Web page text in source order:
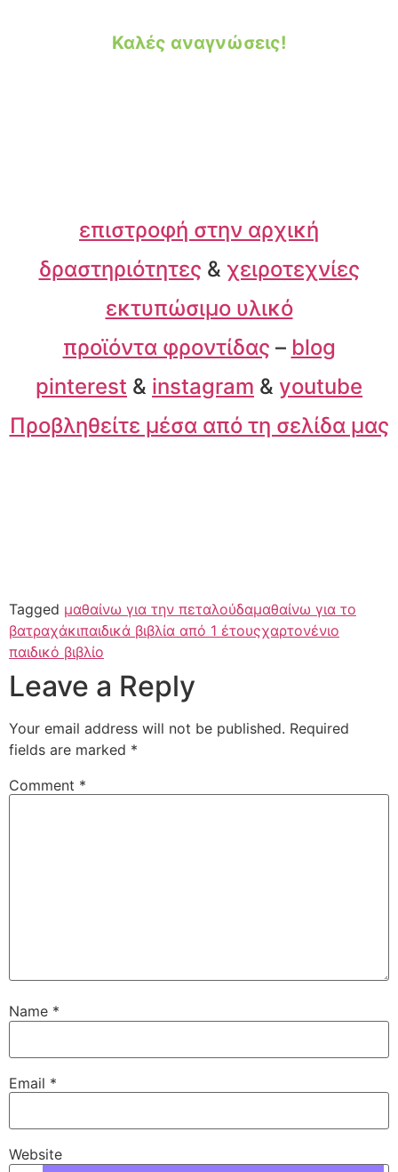
Καλές αναγνώσεις!
επιστροφή στην αρχική
δραστηριότητες & χειροτεχνίες
εκτυπώσιμο υλικό
προϊόντα φροντίδας – blog
pinterest & instagram & youtube
Προβληθείτε μέσα από τη σελίδα μας
Tagged μαθαίνω για την πεταλούδαμαθαίνω για το
βατραχάκιπαιδικά βιβλία από 1 έτουςχαρτονένιο
παιδικό βιβλίο
Leave a Reply
Your email address will not be published. Required
fields are marked *
Comment *
Name *
Email *
Website